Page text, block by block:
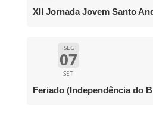
XII Jornada Jovem Santo
SEG
07
SET
Feriado (Independência do